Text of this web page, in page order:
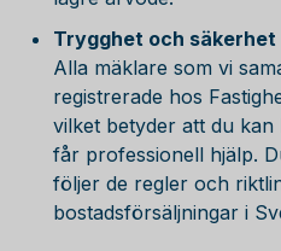
Trygghet och säkerhet
Alla mäklare som vi
registrerade hos
vilket betyder att du kan
får professionell hjälp.
följer de regler och
bostadsförsäljningar i